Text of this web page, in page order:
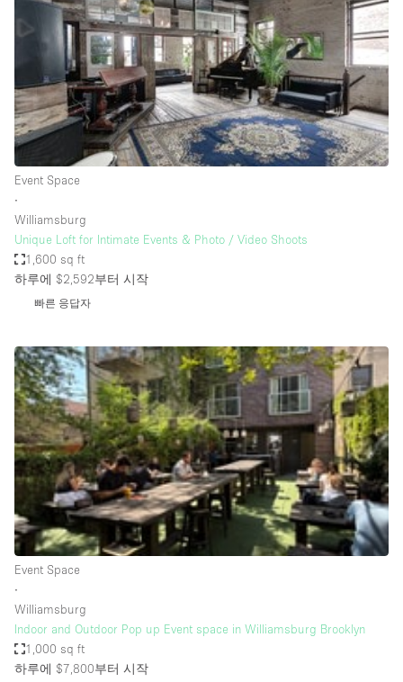
Photo
Shooting
Conference Meeting Office Shop Share
공간 유형
Advertisement Space
Art Gallery
Atelier / Workshop Studio
Boat
Boutique / Shop
Conference Room
Container
Creative Space
Event Space
Fair / Festival
Hall
Mansion / House
Meeting Space
Event Space
∙
Williamsburg
Unique Loft for Intimate Events & Photo / Video Shoots
1,600 sq ft
하루에 $2,592부터 시작
빠른 응답자
Event Space
∙
Williamsburg
Indoor and Outdoor Pop up Event space in Williamsburg Brooklyn
1,000 sq ft
하루에 $7,800부터 시작